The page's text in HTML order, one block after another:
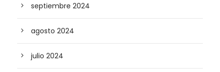
septiembre 2024
agosto 2024
julio 2024